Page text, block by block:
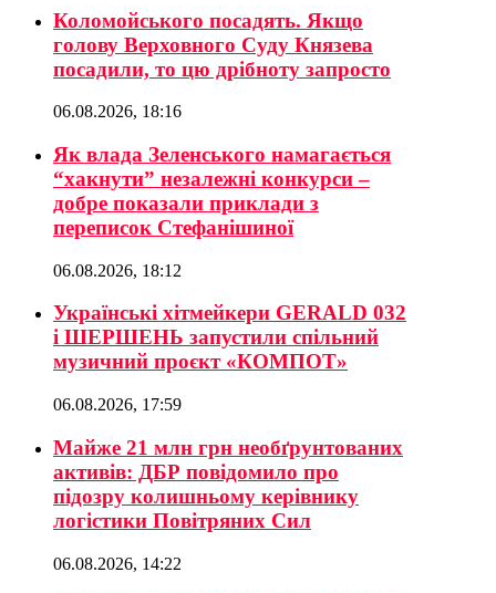
Коломойського посадять. Якщо
голову Верховного Суду Князева
посадили, то цю дрібноту запросто
06.08.2026, 18:16
Як влада Зеленського намагається
“хакнути” незалежні конкурси –
добре показали приклади з
переписок Стефанішиної
06.08.2026, 18:12
Українські хітмейкери GERALD 032
і ШЕРШЕНЬ запустили спільний
музичний проєкт «КОМПОТ»
06.08.2026, 17:59
Майже 21 млн грн необґрунтованих
активів: ДБР повідомило про
підозру колишньому керівнику
логістики Повітряних Сил
06.08.2026, 14:22